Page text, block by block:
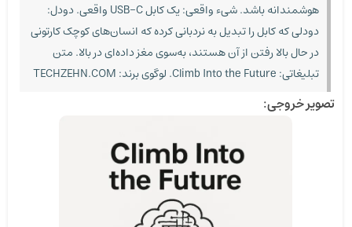
هوشمندانه باشد. شیء واقعی: یک کابل USB-C واقعی. دودل:
دودلی که کابل را تبدیل به نردبانی کرده که انسان‌های کوچک کارتونی
در حال بالا رفتن از آن هستند، به‌سوی مغز داده‌ای در بالا. متن
تبلیغاتی: Climb Into the Future. لوگوی برند: TECHZEHN.COM
تصویر خروجی: